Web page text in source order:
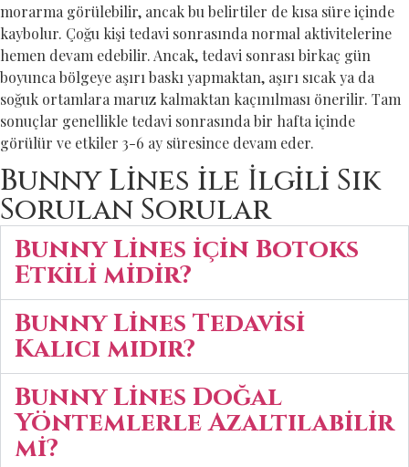
morarma görülebilir, ancak bu belirtiler de kısa süre içinde
kaybolur. Çoğu kişi tedavi sonrasında normal aktivitelerine
hemen devam edebilir. Ancak, tedavi sonrası birkaç gün
boyunca bölgeye aşırı baskı yapmaktan, aşırı sıcak ya da
soğuk ortamlara maruz kalmaktan kaçınılması önerilir. Tam
sonuçlar genellikle tedavi sonrasında bir hafta içinde
görülür ve etkiler 3-6 ay süresince devam eder.
Bunny Lines ile İlgili Sık
Sorulan Sorular
Bunny Lines için Botoks
Etkili midir?
Bunny Lines Tedavisi
Kalıcı mıdır?
Bunny Lines Doğal
Yöntemlerle Azaltılabilir
mi?